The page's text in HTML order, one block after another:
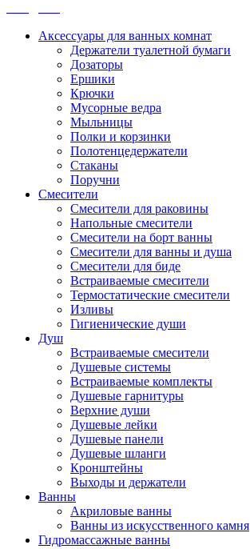
Аксессуары для ванных комнат
Держатели туалетной бумаги
Дозаторы
Ершики
Крючки
Мусорные ведра
Мыльницы
Полки и корзинки
Полотенцедержатели
Стаканы
Поручни
Смесители
Смесители для раковины
Напольные смесители
Смесители на борт ванны
Смесители для ванны и душа
Смесители для биде
Встраиваемые смесители
Термостатические смесители
Изливы
Гигиенические души
Душ
Встраиваемые смесители
Душевые системы
Встраиваемые комплекты
Душевые гарнитуры
Верхние души
Душевые лейки
Душевые панели
Душевые шланги
Кронштейны
Выходы и держатели
Ванны
Акриловые ванны
Ванны из искусственного камня
Гидромассажные ванны